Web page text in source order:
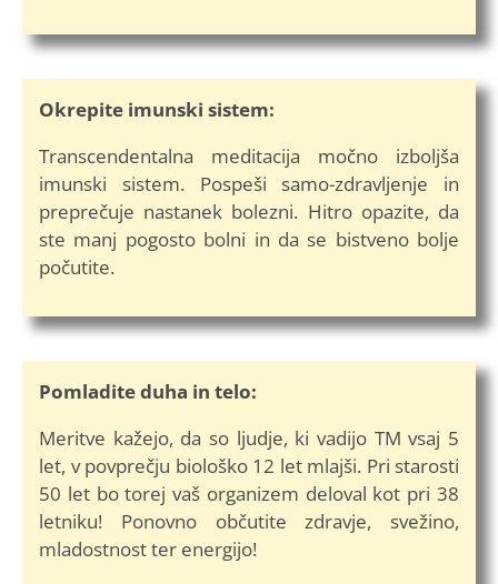
Okrepite imunski sistem:
Transcendentalna meditacija močno izboljša
imunski sistem. Pospeši samo-zdravljenje in
preprečuje nastanek bolezni. Hitro opazite, da
ste manj pogosto bolni in da se bistveno bolje
počutite.
Pomladite duha in telo:
Meritve kažejo, da so ljudje, ki vadijo TM vsaj 5
let, v povprečju biološko 12 let mlajši. Pri starosti
50 let bo torej vaš organizem deloval kot pri 38
letniku! Ponovno občutite zdravje, svežino,
mladostnost ter energijo!